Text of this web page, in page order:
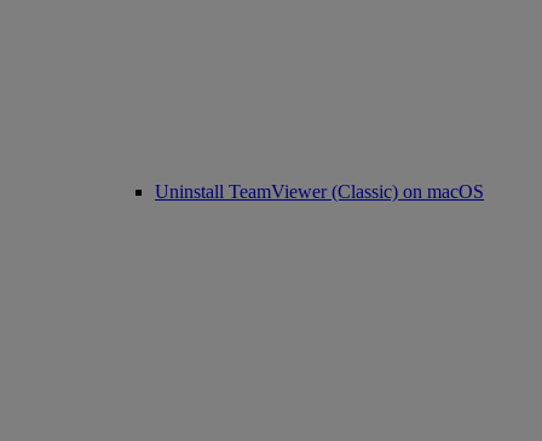
Uninstall TeamViewer (Classic) on macOS